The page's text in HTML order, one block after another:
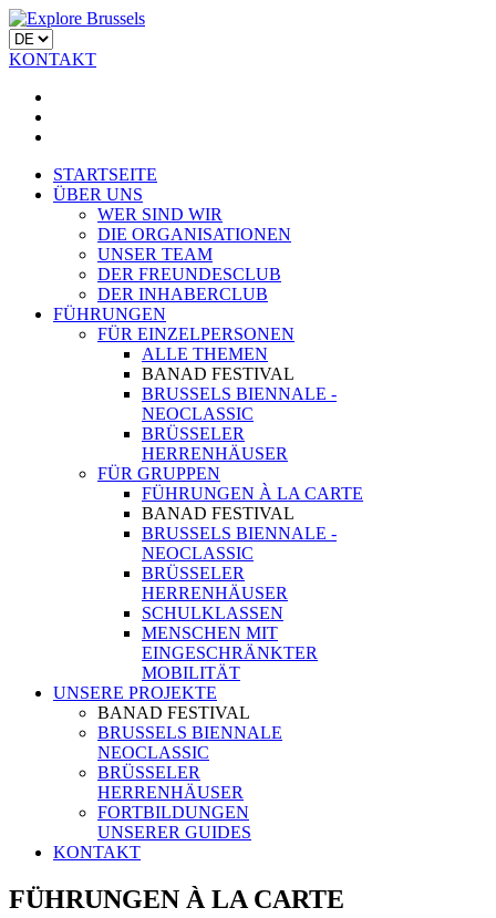
KONTAKT
STARTSEITE
ÜBER UNS
WER SIND WIR
DIE ORGANISATIONEN
UNSER TEAM
DER FREUNDESCLUB
DER INHABERCLUB
FÜHRUNGEN
FÜR EINZELPERSONEN
ALLE THEMEN
BANAD FESTIVAL
BRUSSELS BIENNALE -
NEOCLASSIC
BRÜSSELER
HERRENHÄUSER
FÜR GRUPPEN
FÜHRUNGEN À LA CARTE
BANAD FESTIVAL
BRUSSELS BIENNALE -
NEOCLASSIC
BRÜSSELER
HERRENHÄUSER
SCHULKLASSEN
MENSCHEN MIT
EINGESCHRÄNKTER
MOBILITÄT
UNSERE PROJEKTE
BANAD FESTIVAL
BRUSSELS BIENNALE
NEOCLASSIC
BRÜSSELER
HERRENHÄUSER
FORTBILDUNGEN
UNSERER GUIDES
KONTAKT
FÜHRUNGEN À LA CARTE